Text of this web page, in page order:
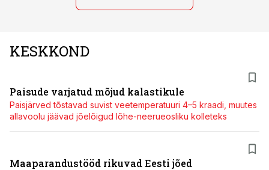
KESKKOND
Paisude varjatud mõjud kalastikule
Paisjärved tõstavad suvist veetemperatuuri 4–5 kraadi, muutes
allavoolu jäävad jõelõigud lõhe-neerueosliku kolleteks
Maaparandustööd rikuvad Eesti jõed